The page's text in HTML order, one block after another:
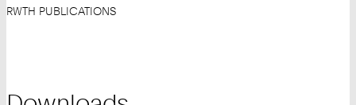
RWTH PUBLICATIONS